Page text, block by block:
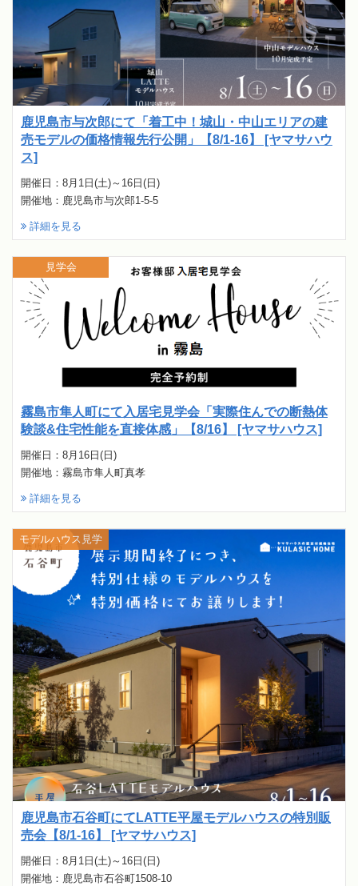
鹿児島市与次郎にて「着工中！城山・中山エリアの建
売モデルの価格情報先行公開」【8/1-16】 [ヤマサハウ
ス]
開催日：8月1日(土)～16日(日)
開催地：鹿児島市与次郎1-5-5
詳細を見る
霧島市隼人町にて入居宅見学会「実際住んでの断熱体
験談&住宅性能を直接体感」【8/16】 [ヤマサハウス]
開催日：8月16日(日)
開催地：霧島市隼人町真孝
詳細を見る
見学会
鹿児島市石谷町にてLATTE平屋モデルハウスの特別販
売会【8/1-16】 [ヤマサハウス]
開催日：8月1日(土)～16日(日)
開催地：鹿児島市石谷町1508-10
モデルハウス見学